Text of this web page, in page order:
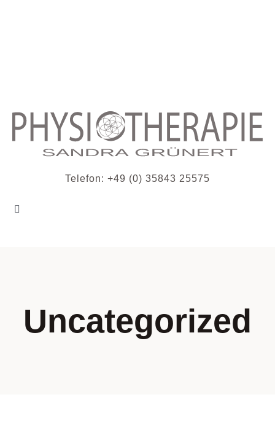
Telefon: +49 (0) 35843 25575
Toggle
UNSERE LEISTUNGEN
Uncategorized